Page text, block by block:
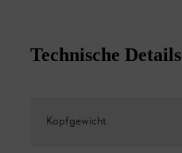
Technische Details
Kopfgewicht